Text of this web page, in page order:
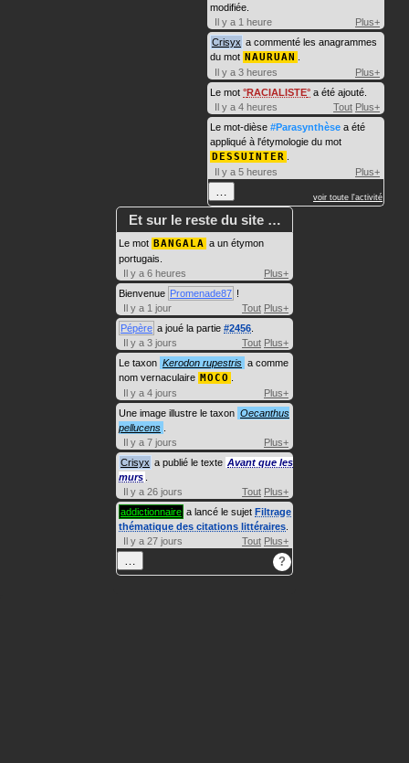
modifiée.
Il y a 1 heure
Plus+
Crisyx a commenté les anagrammes
du mot NAURUAN
Il y a 3 heures
Plus+
Le mot RACIALISTE a été ajouté.
Il y a 4 heures
Tout Plus+
Le mot-dièse #Parasynthèse a été
appliqué à l'étymologie du mot
DESSUINTER
Il y a 5 heures
Plus+
voir toute l'activité
Et sur le reste du site …
Le mot BANGALA a un étymon
portugais.
Il y a 6 heures
Plus+
Bienvenue Promenade87 !
Il y a 1 jour
Tout Plus+
Pépère a joué la partie #2456
Il y a 3 jours
Tout Plus+
Le taxon Kerodon rupestris a comme
nom vernaculaire MOCO
Il y a 4 jours
Plus+
Une image illustre le taxon Oecanthus
pellucens
Il y a 7 jours
Plus+
Crisyx a publié le texte Avant que les
murs
Il y a 26 jours
Tout Plus+
addictionnaire a lancé le sujet Filtrage
thématique des citations littéraires
Il y a 27 jours
Tout Plus+
?